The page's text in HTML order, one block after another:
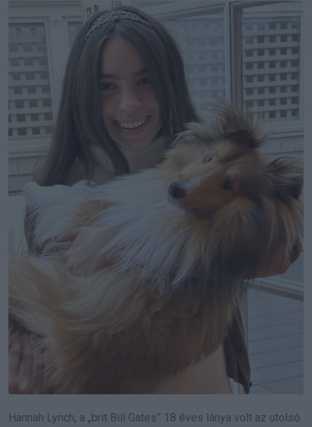
Hannah Lynch, a „brit Bill Gates” 18 éves lánya volt az utolsó